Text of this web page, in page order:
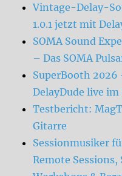
Vintage-Delay-
1.0.1 jetzt mit
SOMA Sound
– Das SOMA
SuperBooth 2026
DelayDude live im
Testbericht:
Gitarre
Sessionmusiker
Remote